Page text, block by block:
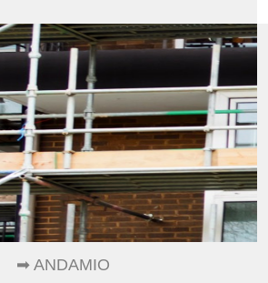
➡ ANDAMIO